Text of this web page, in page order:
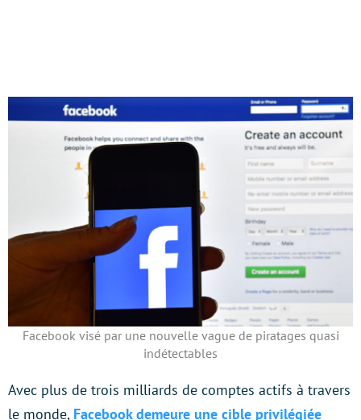
Facebook visé par une nouvelle vague de piratages quasi
indétectables
Avec plus de trois milliards de comptes actifs à travers
le monde, Facebook demeure une cible privilégiée